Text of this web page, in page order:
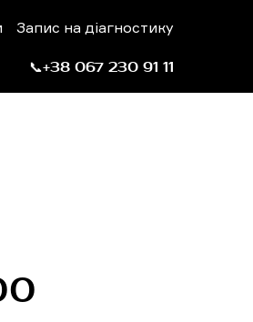
Запис на діагностику
📞+38 067 230 91 11